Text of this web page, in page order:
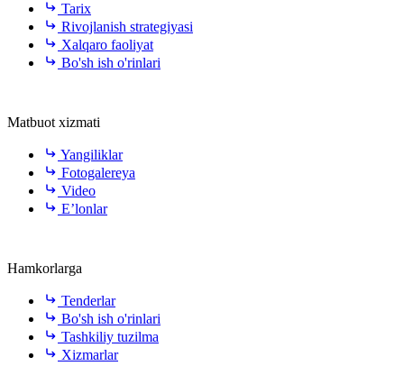
Tarix
Rivojlanish strategiyasi
Xalqaro faoliyat
Bo'sh ish o'rinlari
Matbuot xizmati
Yangiliklar
Fotogalereya
Video
E’lonlar
Hamkorlarga
Tenderlar
Bo'sh ish o'rinlari
Tashkiliy tuzilma
Xizmarlar